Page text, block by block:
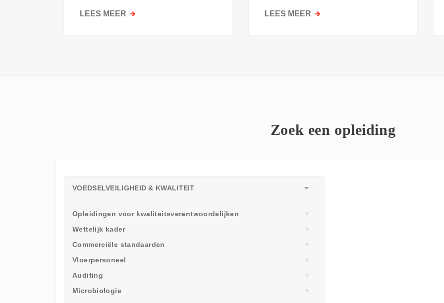
LEES MEER OVER
LEES MEER OVER
Zoek een opleiding
VOEDSELVEILIGHEID & KWALITEIT
Opleidingen voor kwaliteitsverantwoordelijken
Wettelijk kader
Commerciële standaarden
Vloerpersoneel
Auditing
Microbiologie